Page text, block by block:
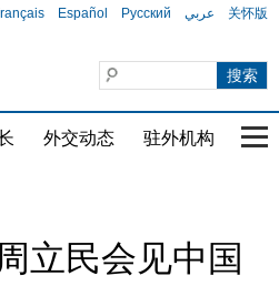
Español Русский عربي 关怀版
外交动态 驻外机构 国
立民会见中国